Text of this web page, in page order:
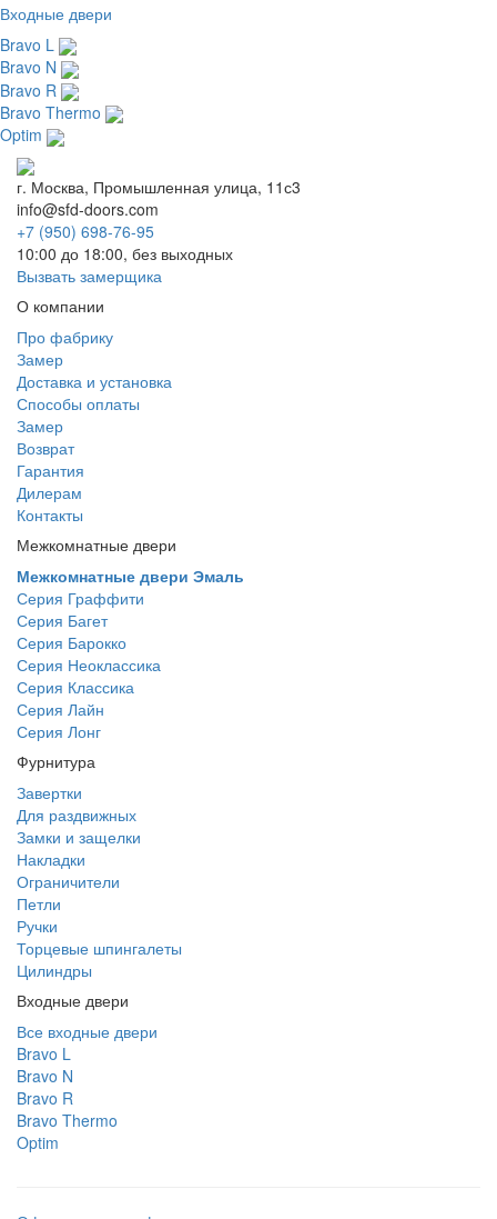
Входные двери
Bravo L
Bravo N
Bravo R
Bravo Thermo
Optim
г. Москва, Промышленная улица, 11с3
info@sfd-doors.com
+7 (950) 698-76-95
10:00 до 18:00, без выходных
Вызвать замерщика
О компании
Про фабрику
Замер
Доставка и установка
Способы оплаты
Замер
Возврат
Гарантия
Дилерам
Контакты
Межкомнатные двери
Межкомнатные двери Эмаль
Серия Граффити
Серия Багет
Серия Барокко
Серия Неоклассика
Серия Классика
Серия Лайн
Серия Лонг
Фурнитура
Завертки
Для раздвижных
Замки и защелки
Накладки
Ограничители
Петли
Ручки
Торцевые шпингалеты
Цилиндры
Входные двери
Все входные двери
Bravo L
Bravo N
Bravo R
Bravo Thermo
Optim